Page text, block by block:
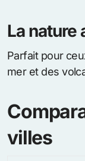
La nature
Parfait pour
mer et des
villes